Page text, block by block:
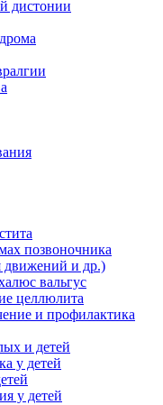
дистонии
позвоночника
движений и др.)
вальгус
целлюлита
и профилактика
и детей
у детей
у детей